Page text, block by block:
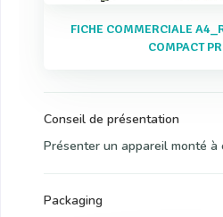
FICHE COMMERCIALE
COMPACT
Conseil de présentation
Présenter un appareil monté
Packaging